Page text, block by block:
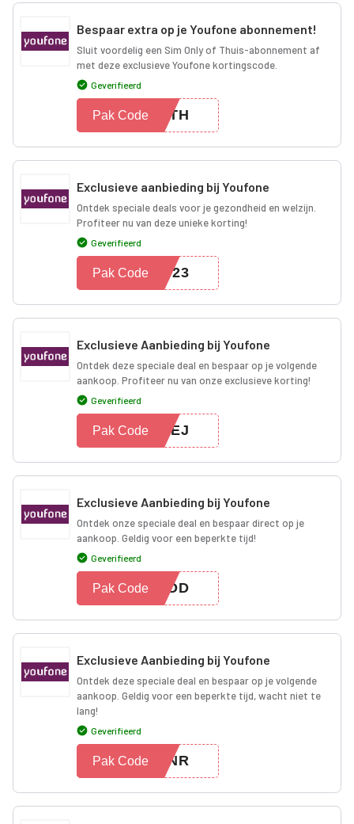
Bespaar extra op je Youfone abonnement!
Sluit voordelig een Sim Only of Thuis-abonnement af
met deze exclusieve Youfone kortingscode.
Geverifieerd
9GTH
Pak Code
Exclusieve aanbieding bij Youfone
Ontdek speciale deals voor je gezondheid en welzijn.
Profiteer nu van deze unieke korting!
Geverifieerd
2023
Pak Code
Exclusieve Aanbieding bij Youfone
Ontdek deze speciale deal en bespaar op je volgende
aankoop. Profiteer nu van onze exclusieve korting!
Geverifieerd
U6EJ
Pak Code
Exclusieve Aanbieding bij Youfone
Ontdek onze speciale deal en bespaar direct op je
aankoop. Geldig voor een beperkte tijd!
Geverifieerd
TYOD
Pak Code
Exclusieve Aanbieding bij Youfone
Ontdek deze speciale deal en bespaar op je volgende
aankoop. Geldig voor een beperkte tijd, wacht niet te
lang!
Geverifieerd
EYNR
Pak Code